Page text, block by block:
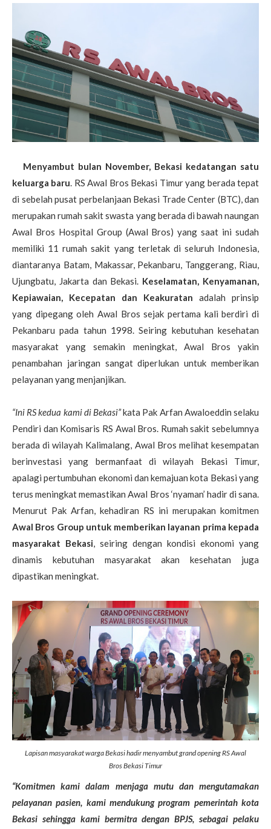
Menyambut bulan November, Bekasi kedatangan satu
keluarga baru. RS Awal Bros Bekasi Timur yang berada tepat
di sebelah pusat perbelanjaan Bekasi Trade Center (BTC), dan
merupakan rumah sakit swasta yang berada di bawah naungan
Awal Bros Hospital Group (Awal Bros) yang saat ini sudah
memiliki 11 rumah sakit yang terletak di seluruh Indonesia,
diantaranya Batam, Makassar, Pekanbaru, Tanggerang, Riau,
Ujungbatu, Jakarta dan Bekasi. Keselamatan, Kenyamanan,
Kepiawaian, Kecepatan dan Keakuratan adalah prinsip
yang dipegang oleh Awal Bros sejak pertama kali berdiri di
Pekanbaru pada tahun 1998. Seiring kebutuhan kesehatan
masyarakat yang semakin meningkat, Awal Bros yakin
penambahan jaringan sangat diperlukan untuk memberikan
pelayanan yang menjanjikan.
“Ini RS kedua kami di Bekasi”kata Pak Arfan Awaloeddin selaku
Pendiri dan Komisaris RS Awal Bros. Rumah sakit sebelumnya
berada di wilayah Kalimalang, Awal Bros melihat kesempatan
berinvestasi yang bermanfaat di wilayah Bekasi Timur,
apalagi pertumbuhan ekonomi dan kemajuan kota Bekasi yang
terus meningkat memastikan Awal Bros ‘nyaman’ hadir di sana.
Menurut Pak Arfan, kehadiran RS ini merupakan komitmen
Awal Bros Group untuk memberikan layanan prima kepada
masyarakat Bekasi, seiring dengan kondisi ekonomi yang
dinamis kebutuhan masyarakat akan kesehatan juga
dipastikan meningkat.
Lapisan masyarakat warga Bekasi hadir menyambut grand opening RS Awal
Bros Bekasi Timur
“Komitmen kami dalam menjaga mutu dan mengutamakan
pelayanan pasien, kami mendukung program pemerintah kota
Bekasi sehingga kami bermitra dengan BPJS, sebagai pelaku